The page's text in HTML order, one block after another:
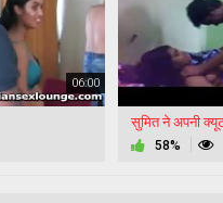
06:00
58%